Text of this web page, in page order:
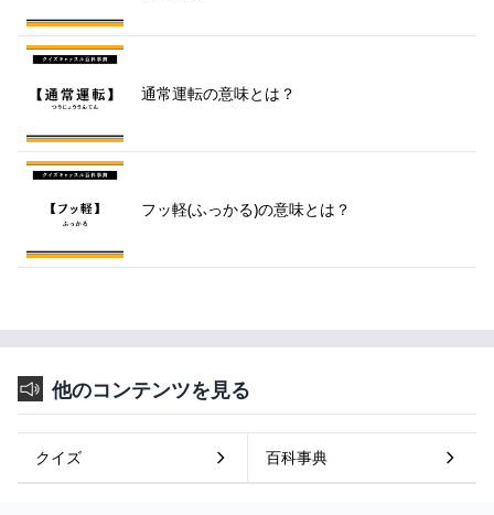
通常運転の意味とは？
フッ軽(ふっかる)の意味とは？
他のコンテンツを見る
クイズ 百科事典